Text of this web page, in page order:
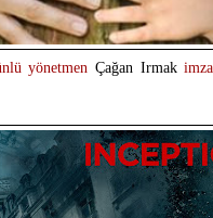
yönetmenÇağan Irmak